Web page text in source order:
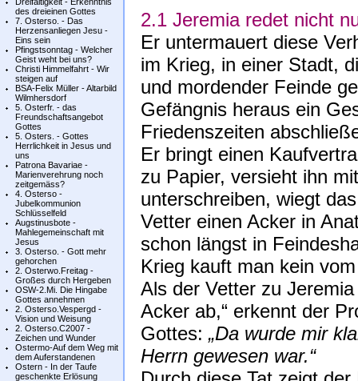
des dreieinen Gottes
7. Osterso. - Das
Herzensanliegen Jesu -
Eins sein
Pfingstsonntag - Welcher
Geist weht bei uns?
Christi Himmelfahrt - Wir
steigen auf
BSA-Felix Müller - Altarbild
Wilmhersdorf
5. Osterfr. - das
Freundschaftsangebot
Gottes
5. Osters. - Gottes
Herrlichkeit in Jesus und
uns
Patrona Bavariae -
Marienverehrung noch
zeitgemäss?
4. Osterso -
Jubelkommunion
Schlüsselfeld
Augstinusbote -
Mahlegemeinschaft mit
Jesus
3. Osterso. - Gott mehr
gehorchen
2. Osterwo.Freitag -
Großes durch Hergeben
OSW-2.Mi. Die Hingabe
Gottes annehmen
2. Osterso.Vespergd -
Vision und Weisung
2. Osterso.C2007 -
Zeichen und Wunder
Ostermo-Auf dem Weg mit
dem Auferstandenen
Ostern - In der Taufe
geschenkte Erlösung
2.1 Jeremia redet nicht
Er untermauert diese
im Krieg, in einer Stadt,
und mordender Feinde
Gefängnis heraus ein
Friedenszeiten
Er bringt einen
zu Papier, versieht ihn
unterschreiben, wiegt
Vetter einen Acker in
schon längst in
Krieg kauft man kein
Als der Vetter zu
Acker ab,“ erkennt der
Gottes: „Da wurde mir
Herrn gewesen war.“